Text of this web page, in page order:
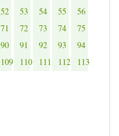
52 53 54 55
56
71 72 73 74
75
90 91 92 93
94
109 110 111 112
113